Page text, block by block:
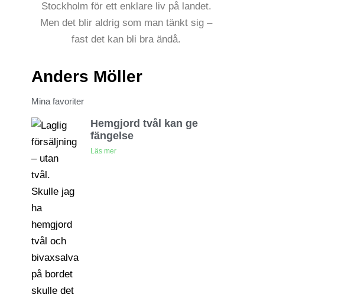
Stockholm för ett enklare liv på landet.
Men det blir aldrig som man tänkt sig –
fast det kan bli bra ändå.
Anders Möller
Mina favoriter
Hemgjord tvål kan ge
fängelse
Läs mer